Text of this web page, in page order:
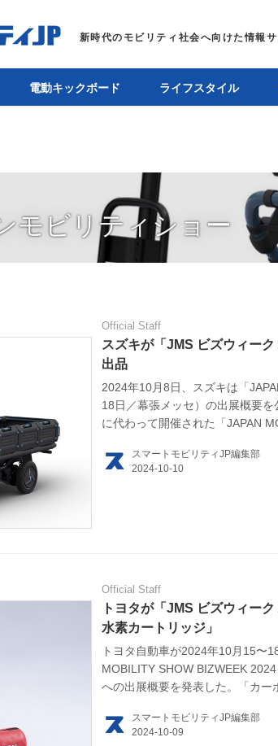
HOME
EV
テクノロジー
このメディアについて
運営会社
利用規約
電動キックボード ライフスタイル
モビリティショー
Official Staff
スズキが「JMS ビズウィー
出品
2024年10月8日、スズキは「
18日／幕張メッセ）の出展概要
に代わって開催された「JAPAN
電池荷役運搬車、「SUZU-RIDE
スマートモビリティJP編集部
Official Staff
トヨタが「JMS ビズウィー
水素カートリッジ」
トヨタ自動車が2024年10月15〜
MOBILITY SHOW BIZWEEK
への出展概要を発表した。「カー
「ポータブル水素カートリッジ」）
スマートモビリティJP編集部